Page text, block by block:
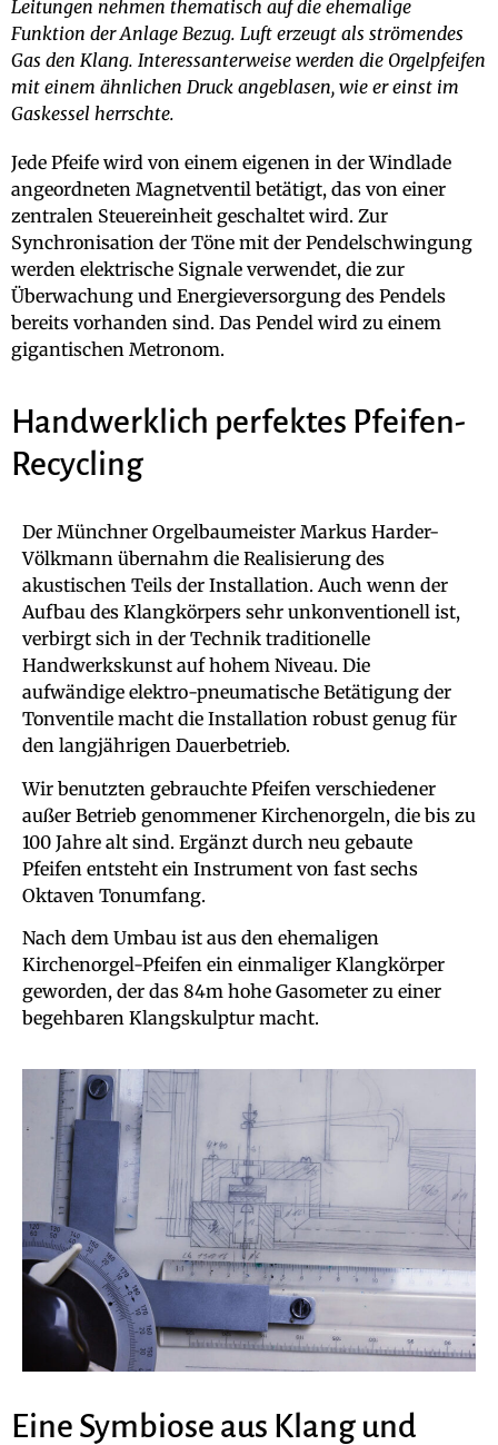
Leitungen nehmen thematisch auf die ehemalige
Funktion der Anlage Bezug. Luft erzeugt als strömendes
Gas den Klang. Interessanterweise werden die Orgelpfeifen
mit einem ähnlichen Druck angeblasen, wie er einst im
Gaskessel herrschte.
Jede Pfeife wird von einem eigenen in der Windlade
angeordneten Magnetventil betätigt, das von einer
zentralen Steuereinheit geschaltet wird. Zur
Synchronisation der Töne mit der Pendelschwingung
werden elektrische Signale verwendet, die zur
Überwachung und Energieversorgung des Pendels
bereits vorhanden sind. Das Pendel wird zu einem
gigantischen Metronom.
Handwerklich perfektes Pfeifen-
Recycling
Der Münchner Orgelbaumeister Markus Harder-
Völkmann übernahm die Realisierung des
akustischen Teils der Installation. Auch wenn der
Aufbau des Klangkörpers sehr unkonventionell ist,
verbirgt sich in der Technik traditionelle
Handwerkskunst auf hohem Niveau. Die
aufwändige elektro-pneumatische Betätigung der
Tonventile macht die Installation robust genug für
den langjährigen Dauerbetrieb.
Wir benutzten gebrauchte Pfeifen verschiedener
außer Betrieb genommener Kirchenorgeln, die bis zu
100 Jahre alt sind. Ergänzt durch neu gebaute
Pfeifen entsteht ein Instrument von fast sechs
Oktaven Tonumfang.
Nach dem Umbau ist aus den ehemaligen
Kirchenorgel-Pfeifen ein einmaliger Klangkörper
geworden, der das 84m hohe Gasometer zu einer
begehbaren Klangskulptur macht.
Eine Symbiose aus Klang und